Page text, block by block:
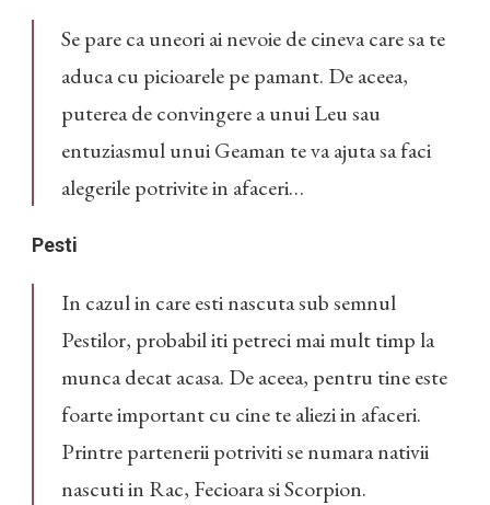
Se pare ca uneori ai nevoie de cineva care sa te
aduca cu picioarele pe pamant. De aceea,
puterea de convingere a unui Leu sau
entuziasmul unui Geaman te va ajuta sa faci
alegerile potrivite in afaceri…
Pesti
In cazul in care esti nascuta sub semnul
Pestilor, probabil iti petreci mai mult timp la
munca decat acasa. De aceea, pentru tine este
foarte important cu cine te aliezi in afaceri.
Printre partenerii potriviti se numara nativii
nascuti in Rac, Fecioara si Scorpion.